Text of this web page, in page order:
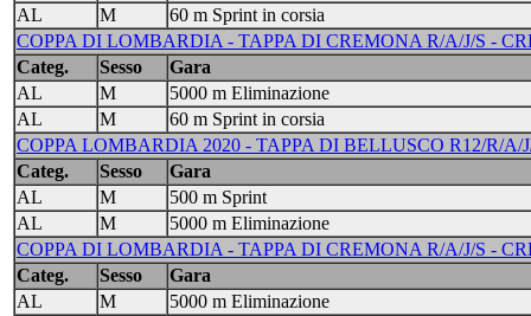
AL
M
60 m Sprint in corsia
COPPA DI LOMBARDIA - TAPPA DI CREMONA R/A/J/S -
Categ.
Sesso
Gara
AL
M
5000 m Eliminazione
AL
M
60 m Sprint in corsia
COPPA LOMBARDIA 2020 - TAPPA DI BELLUSCO R12/R/A/
Categ.
Sesso
Gara
AL
M
500 m Sprint
AL
M
5000 m Eliminazione
COPPA DI LOMBARDIA - TAPPA DI CREMONA R/A/J/S -
Categ.
Sesso
Gara
AL
M
5000 m Eliminazione